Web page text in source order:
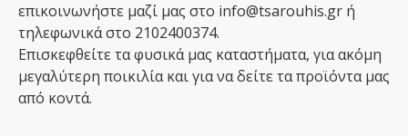
επικοινωνήστε μαζί μας στο info@tsarouhis.gr ή
τηλεφωνικά στο 2102400374.
Επισκεφθείτε τα φυσικά μας καταστήματα, για ακόμη
μεγαλύτερη ποικιλία και για να δείτε τα προϊόντα μας
από κοντά.